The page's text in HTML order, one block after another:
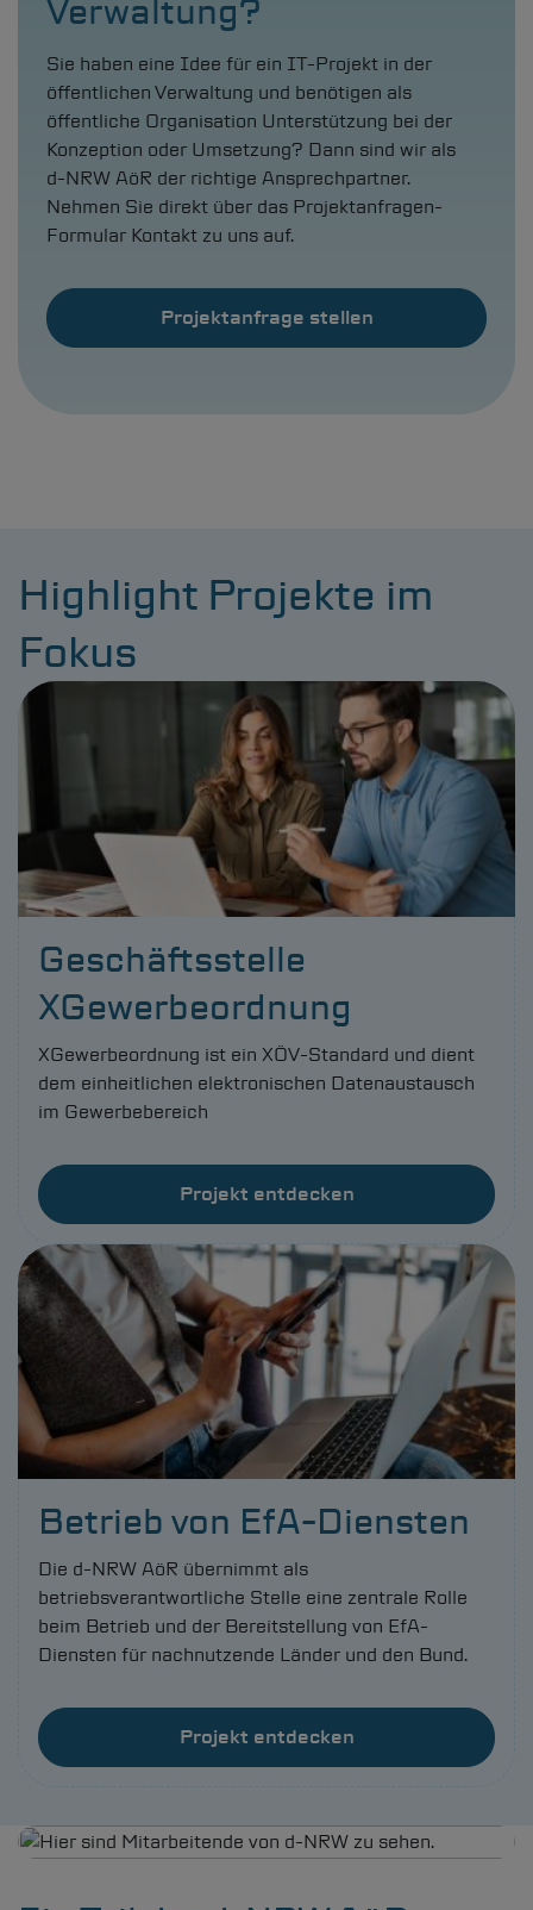
Verwaltung?
Sie haben eine Idee für ein IT-Projekt in der
öffentlichen Verwaltung und benötigen als
öffentliche Organisation Unterstützung bei der
Konzeption oder Umsetzung? Dann sind wir als
d-NRWAöR der richtige Ansprechpartner.
Nehmen Sie direkt über das Projektanfragen-
Formular Kontakt zu uns auf.
Projektanfrage stellen
Highlight Projekte im
Fokus
Geschäftsstelle
XGewerbeordnung
XGewerbeordnung ist ein XÖV-Standard und dient
dem einheitlichen elektronischen Datenaustausch
im Gewerbebereich
Projekt entdecken
Betrieb von EfA-Diensten
Die d-NRWAöR übernimmt als
betriebsverantwortliche Stelle eine zentrale Rolle
beim Betrieb und der Bereitstellung von EfA-
Diensten für nachnutzende Länder und den Bund.
Projekt entdecken
Bild